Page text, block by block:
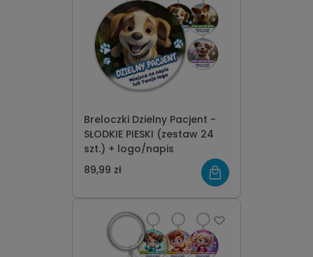
Breloczki Dzielny Pacjent -
SŁODKIE PIESKI (zestaw 24
szt.) + logo/napis
89,99 zł